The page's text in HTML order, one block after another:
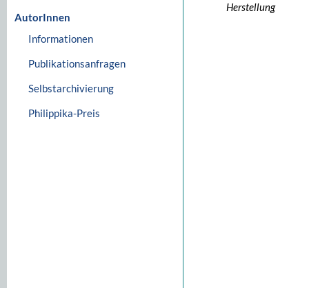
AutorInnen
Informationen
Publikationsanfragen
Selbstarchivierung
Philippika-Preis
Herstellung